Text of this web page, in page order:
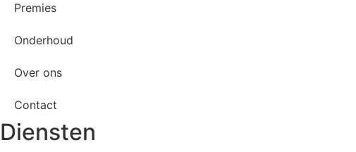
Premies
Onderhoud
Over ons
Contact
Diensten